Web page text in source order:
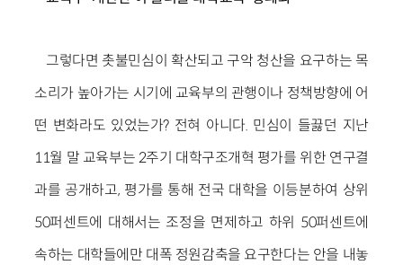
그렇다면 촛불민심이 확산되고 구악 청산을 요구하는 목
소리가 높아가는 시기에 교육부의 관행이나 정책방향에 어
떤 변화라도 있었는가? 전혀 아니다. 민심이 들끓던 지난
11월 말 교육부는 2주기 대학구조개혁 평가를 위한 연구결
과를 공개하고, 평가를 통해 전국 대학을 이등분하여 상위
50퍼센트에 대해서는 조정을 면제하고 하위 50퍼센트에
속하는 대학들에만 대폭 정원감축을 요구한다는 안을 내놓